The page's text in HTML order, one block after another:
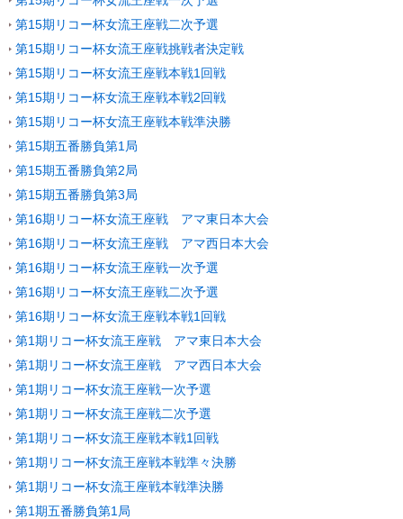
第15期リコー杯女流王座戦二次予選
第15期リコー杯女流王座戦挑戦者決定戦
第15期リコー杯女流王座戦本戦1回戦
第15期リコー杯女流王座戦本戦2回戦
第15期リコー杯女流王座戦本戦準決勝
第15期五番勝負第1局
第15期五番勝負第2局
第15期五番勝負第3局
第16期リコー杯女流王座戦 アマ東日本大会
第16期リコー杯女流王座戦 アマ西日本大会
第16期リコー杯女流王座戦一次予選
第16期リコー杯女流王座戦二次予選
第16期リコー杯女流王座戦本戦1回戦
第1期リコー杯女流王座戦 アマ東日本大会
第1期リコー杯女流王座戦 アマ西日本大会
第1期リコー杯女流王座戦一次予選
第1期リコー杯女流王座戦二次予選
第1期リコー杯女流王座戦本戦1回戦
第1期リコー杯女流王座戦本戦準々決勝
第1期リコー杯女流王座戦本戦準決勝
第1期五番勝負第1局